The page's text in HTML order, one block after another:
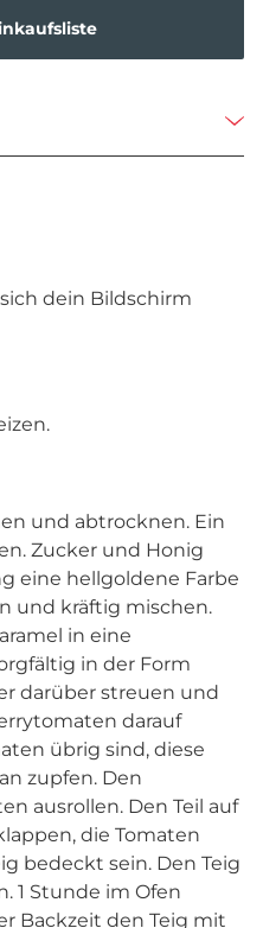
dein Bildschirm
und abtrocknen. Ein
Zucker und Honig
eine hellgoldene Farbe
und kräftig mischen.
in eine
in der Form
darüber streuen und
darauf
übrig sind, diese
zupfen. Den
ausrollen. Den Teil auf
die Tomaten
bedeckt sein. Den Teig
1 Stunde im Ofen
Backzeit den Teig mit